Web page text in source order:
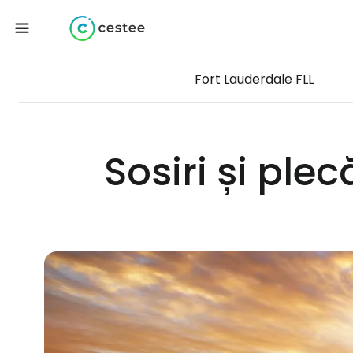
Fort Lauderdale FLL
Sosiri și